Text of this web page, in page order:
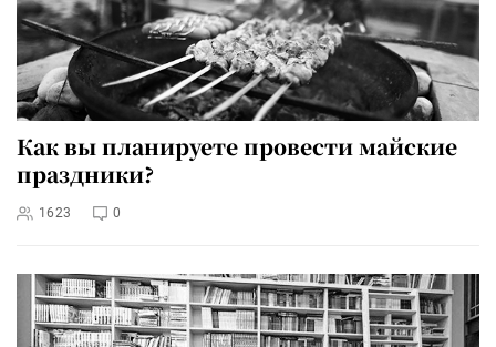
Как вы планируете провести майские
праздники?
1623 0